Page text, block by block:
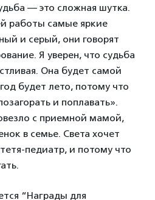
— это сложная шутка.
работы самые яркие
и серый, они говорят
Я уверен, что судьба
Она будет самой
будет лето, потому что
и поплавать».
с приемной мамой,
в семье. Света хочет
педиатр, и потому что
“Награды для